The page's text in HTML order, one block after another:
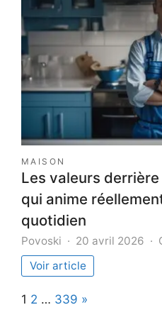
MAISON
Les valeurs
qui anime
quotidien
Povoski 20 avril 2026
Voir article
Page:
1 2 … 339 Next
»